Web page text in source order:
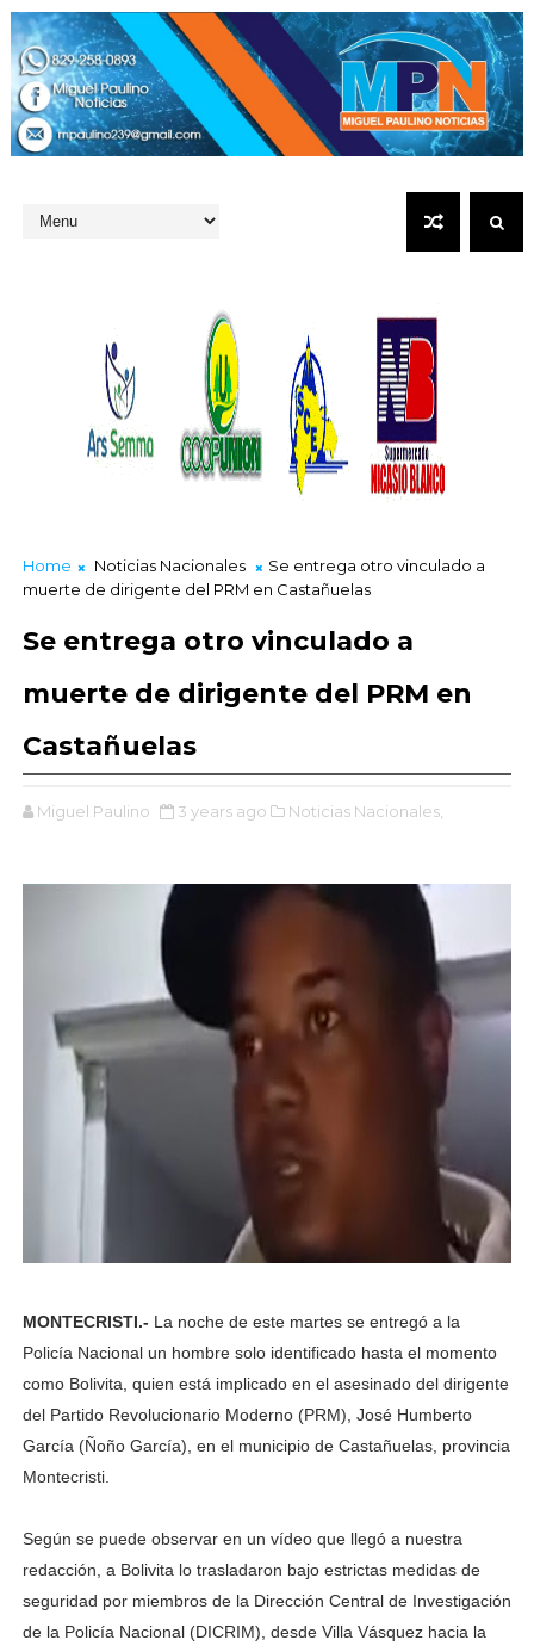
Home Noticias Nacionales
Se entrega otro vinculado a
muerte de dirigente del PRM en Castañuelas
Se entrega otro vinculado a
muerte de dirigente del PRM en
Castañuelas
Miguel Paulino 3 years ago Noticias Nacionales,
MONTECRISTI.- La noche de este martes se entregó a la
Policía Nacional un hombre solo identificado hasta el momento
como Bolivita, quien está implicado en el asesinado del dirigente
del Partido Revolucionario Moderno (PRM), José Humberto
García (Ñoño García), en el municipio de Castañuelas, provincia
Montecristi.
Según se puede observar en un vídeo que llegó a nuestra
redacción, a Bolivita lo trasladaron bajo estrictas medidas de
seguridad por miembros de la Dirección Central de Investigación
de la Policía Nacional (DICRIM), desde Villa Vásquez hacia la